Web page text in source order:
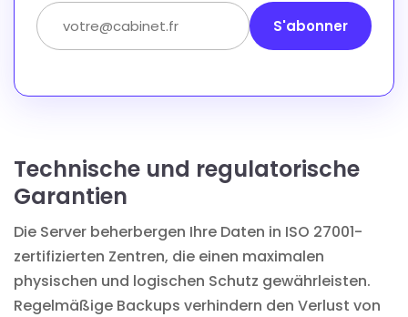
S'abonner
Technische und regulatorische
Garantien
Die Server beherbergen Ihre Daten in ISO 27001-
zertifizierten Zentren, die einen maximalen
physischen und logischen Schutz gewährleisten.
Regelmäßige Backups verhindern den Verlust von